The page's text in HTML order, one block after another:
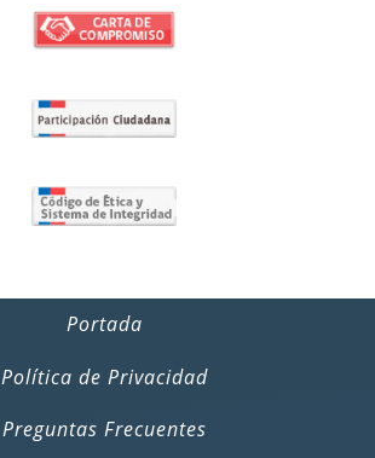
Portada
Política de Privacidad
Preguntas Frecuentes